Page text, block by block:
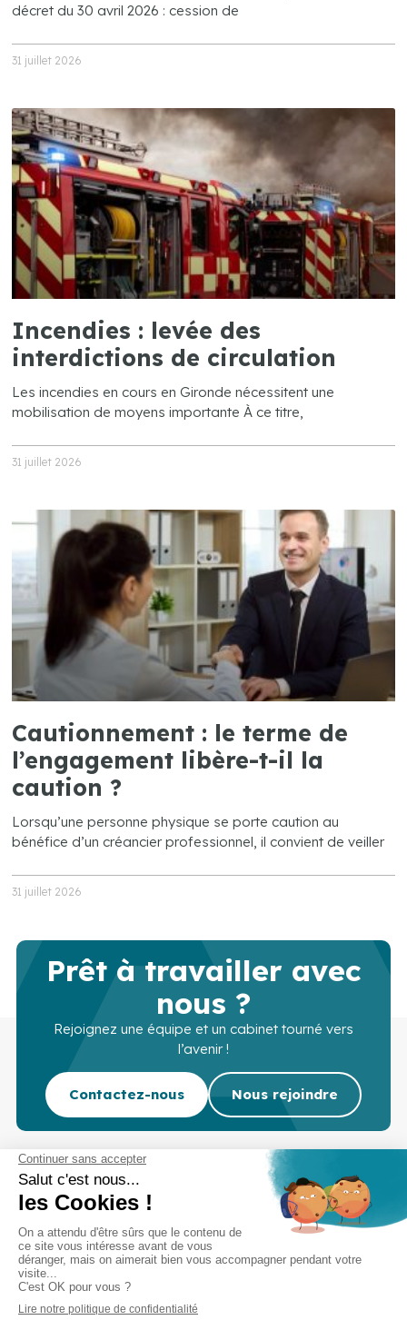
décret du 30 avril 2026 : cession de
31 juillet 2026
Incendies : levée des
interdictions de circulation
Les incendies en cours en Gironde nécessitent une
mobilisation de moyens importante À ce titre,
31 juillet 2026
Cautionnement : le terme de
l’engagement libère-t-il la
caution ?
Lorsqu’une personne physique se porte caution au
bénéfice d’un créancier professionnel, il convient de veiller
31 juillet 2026
Prêt à travailler avec
nous ?
Rejoignez une équipe et un cabinet tourné vers
l’avenir !
Contactez-nous Nous rejoindre
Cabinet d’experts-comptables commissaires aux